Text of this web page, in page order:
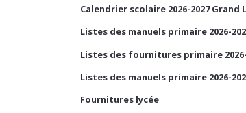
Calendrier scolaire 2026-2027 Grand
Listes des manuels primaire 2026-
Listes des fournitures primaire
Listes des manuels primaire 2026-
Fournitures lycée